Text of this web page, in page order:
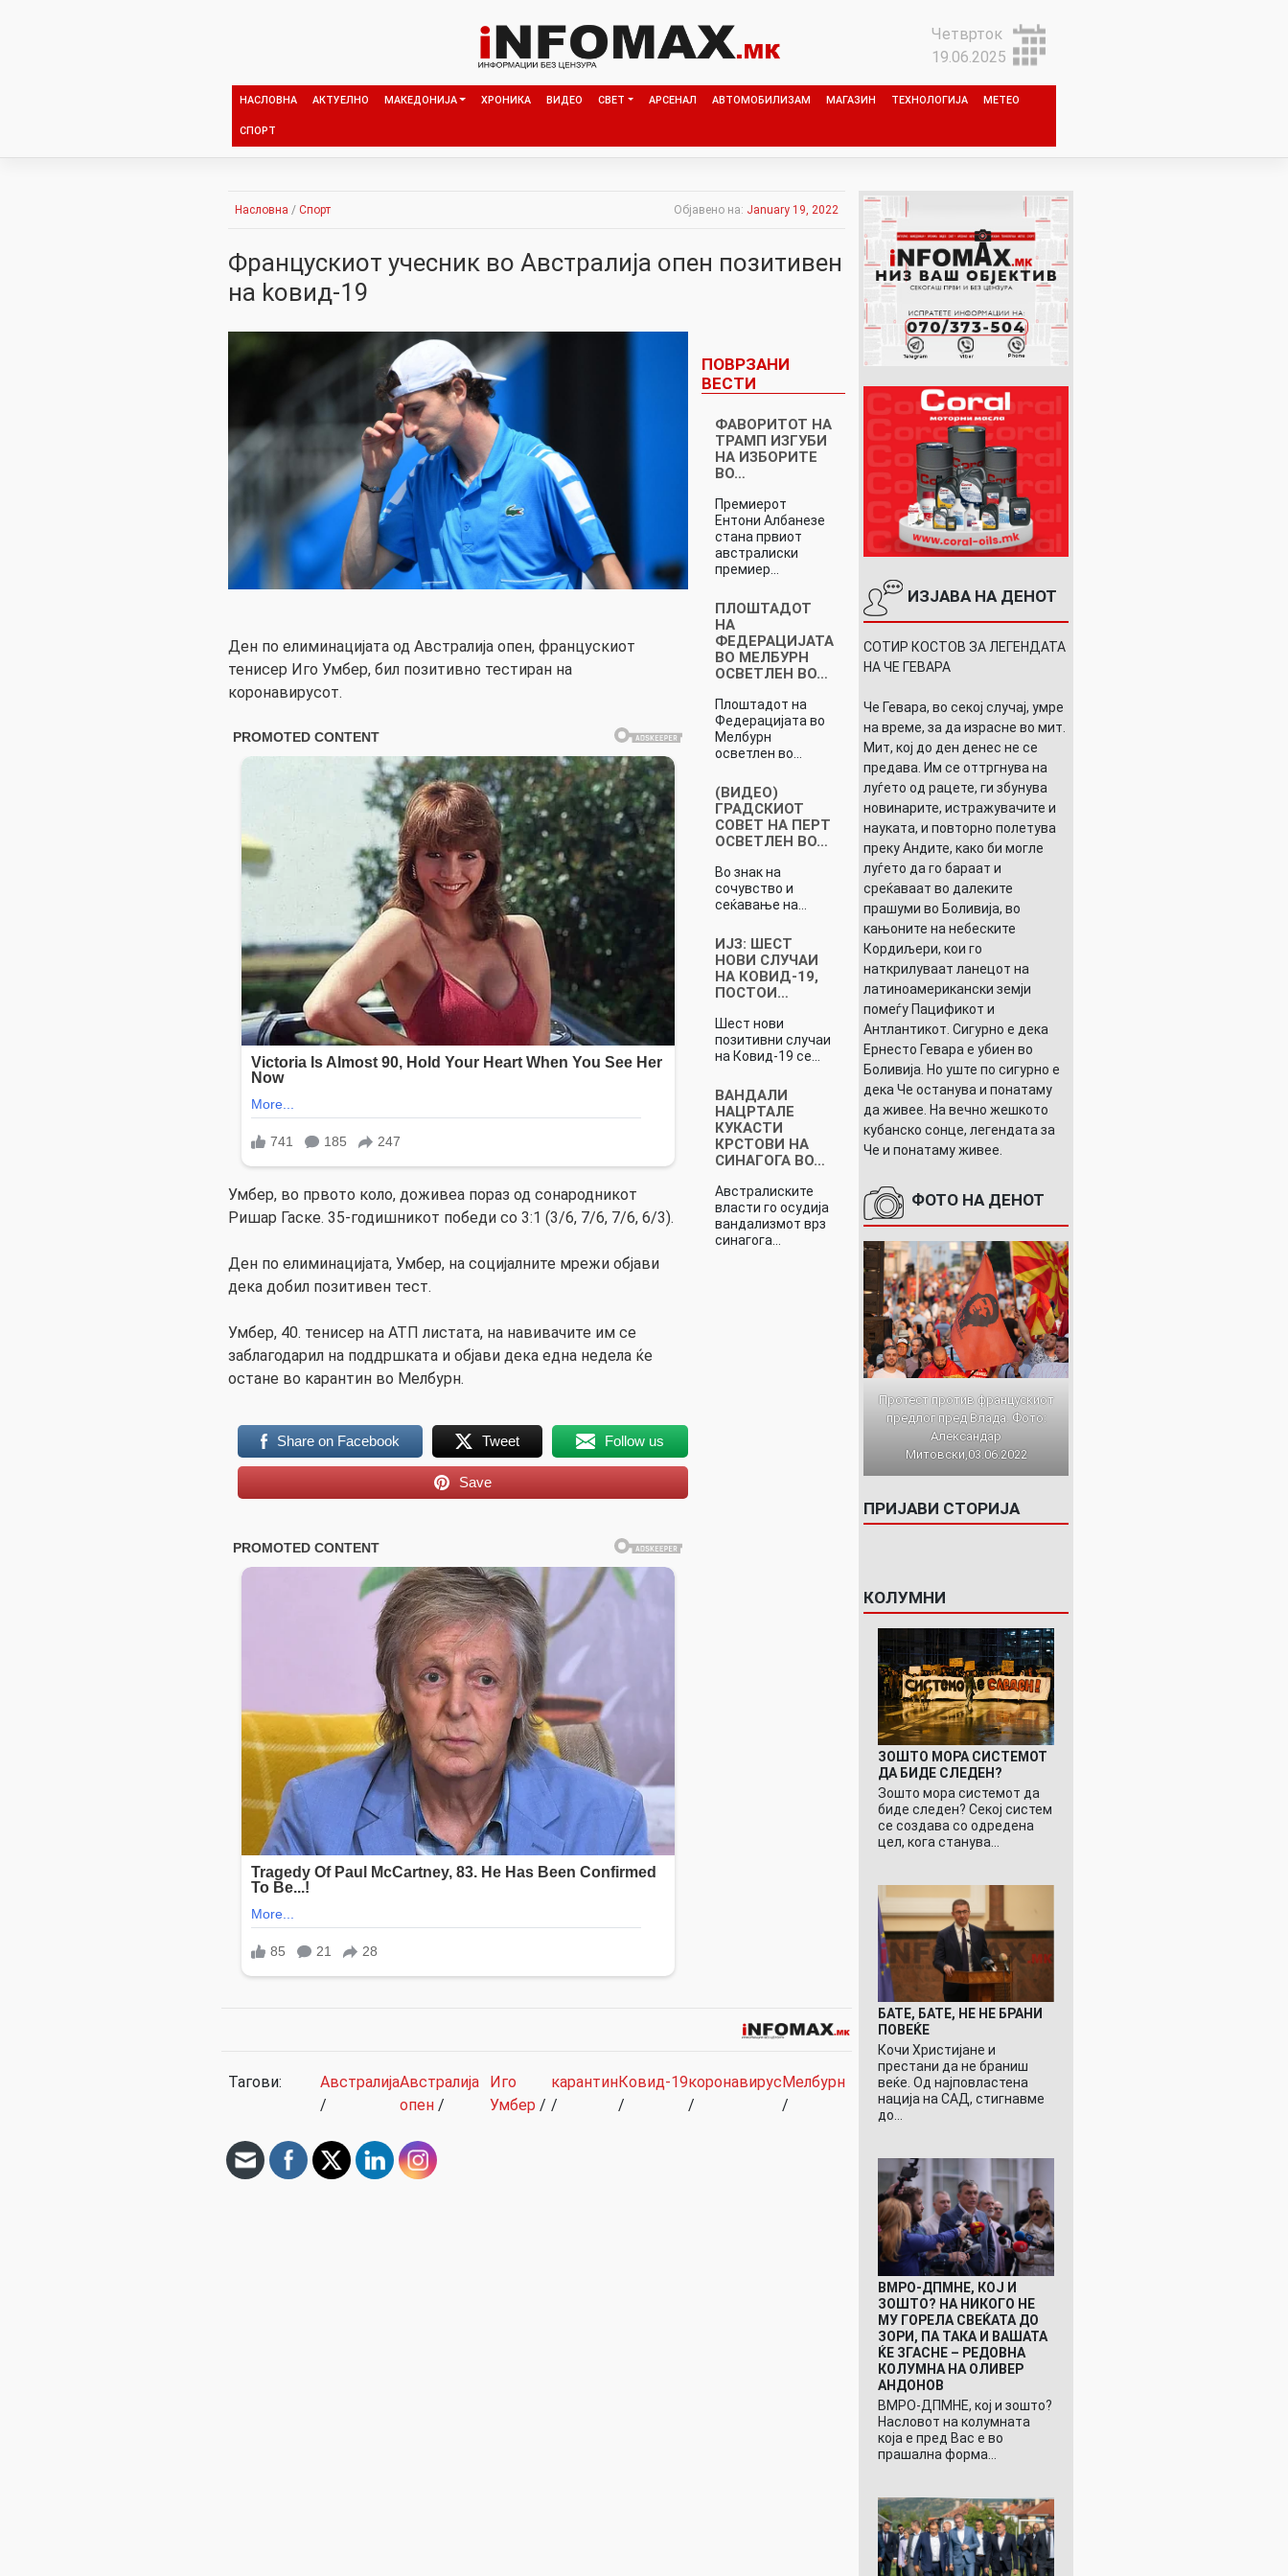
Четврток
19.06.2025
НАСЛОВНА АКТУЕЛНО МАКЕДОНИЈА ХРОНИКА ВИДЕО СВЕТ АРСЕНАЛ АВТОМОБИЛИЗАМ МАГАЗИН ТЕХНОЛОГИЈА МЕТЕО
СПОРТ
Насловна / Спорт Објавено на: January 19, 2022
Францускиот учесник во Австралија опен позитивен
на kовид-19
Ден по елиминацијата од Австралија опен, францускиот
тенисер Иго Умбер, бил позитивно тестиран на
коронавирусот.
Умбер, во првото коло, доживеа пораз од сонародникот
Ришар Гаске. 35-годишникот победи со 3:1 (3/6, 7/6, 7/6, 6/3).
Ден по елиминацијата, Умбер, на социјалните мрежи објави
дека добил позитивен тест.
Умбер, 40. тенисер на АТП листата, на навивачите им се
заблагодарил на поддршката и објави дека една недела ќе
остане во карантин во Мелбурн.
Share on Facebook Tweet Follow us
Save
ПОВРЗАНИ
ВЕСТИ
ФАВОРИТОТ НА
ТРАМП ИЗГУБИ
НА ИЗБОРИТЕ
ВО…
Премиерот
Ентони Албанезе
стана првиот
австралиски
премиер…
ПЛОШТАДОТ
НА
ФЕДЕРАЦИЈАТА
ВО МЕЛБУРН
ОСВЕТЛЕН ВО…
Плоштадот на
Федерацијата во
Мелбурн
осветлен во…
(ВИДЕО)
ГРАДСКИОТ
СОВЕТ НА ПЕРТ
ОСВЕТЛЕН ВО…
Во знак на
сочувство и
сеќавање на…
ИЈЗ: ШЕСТ
НОВИ СЛУЧАИ
НА КОВИД-19,
ПОСТОИ…
Шест нови
позитивни случаи
на Ковид-19 се…
ВАНДАЛИ
НАЦРТАЛЕ
КУКАСТИ
КРСТОВИ НА
СИНАГОГА ВО…
Австралиските
власти го осудија
вандализмот врз
синагога…
Тагови:
Австралија
/
Австралија
опен /
Иго
Умбер /
карантин
/
Ковид-19
/
коронавирус
/
Мелбурн
/
ИЗЈАВА НА ДЕНОТ
СОТИР КОСТОВ ЗА ЛЕГЕНДАТА
НА ЧЕ ГЕВАРА
Че Гевара, во секој случај, умре
на време, за да израсне во мит.
Мит, кој до ден денес не се
предава. Им се оттргнува на
луѓето од рацете, ги збунува
новинарите, истражувачите и
науката, и повторно полетува
преку Андите, како би могле
луѓето да го бараат и
среќаваат во далеките
прашуми во Боливија, во
кањоните на небеските
Кордиљери, кои го
наткрилуваат ланецот на
латиноамерикански земји
помеѓу Пацификот и
Антлантикот. Сигурно е дека
Ернесто Гевара е убиен во
Боливија. Но уште по сигурно е
дека Че останува и понатаму
да живее. На вечно жешкото
кубанско сонце, легендата за
Че и понатаму живее.
ФОТО НА ДЕНОТ
Протест против францускиот
предлог пред Влада. Фото:
Александар
Митовски,03.06.2022
ПРИЈАВИ СТОРИЈА
КОЛУМНИ
ЗОШТО МОРА СИСТЕМОТ
ДА БИДЕ СЛЕДЕН?
Зошто мора системот да
биде следен? Секој систем
се создава со одредена
цел, кога станува…
БАТЕ, БАТЕ, НЕ НЕ БРАНИ
ПОВЕЌЕ
Кочи Христијане и
престани да не браниш
веќе. Од најповластена
нација на САД, стигнавме
до…
ВМРО-ДПМНЕ, КОЈ И
ЗОШТО? НА НИКОГО НЕ
МУ ГОРЕЛА СВЕЌАТА ДО
ЗОРИ, ПА ТАКА И ВАШАТА
ЌЕ ЗГАСНЕ – РЕДОВНА
КОЛУМНА НА ОЛИВЕР
АНДОНОВ
ВМРО-ДПМНЕ, кој и зошто?
Насловот на колумната
која е пред Вас е во
прашална форма…